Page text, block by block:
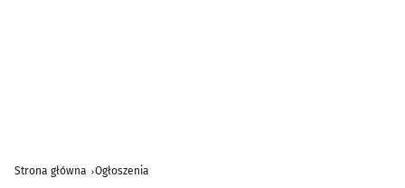
Strona główna Ogłoszenia